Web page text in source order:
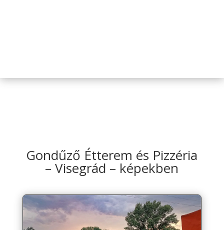
Gondűző Étterem és Pizzéria
– Visegrád – képekben